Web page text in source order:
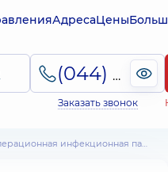
АдресаЦены
(044) 495-2-888
Заказать звонок
инфекционная панель»